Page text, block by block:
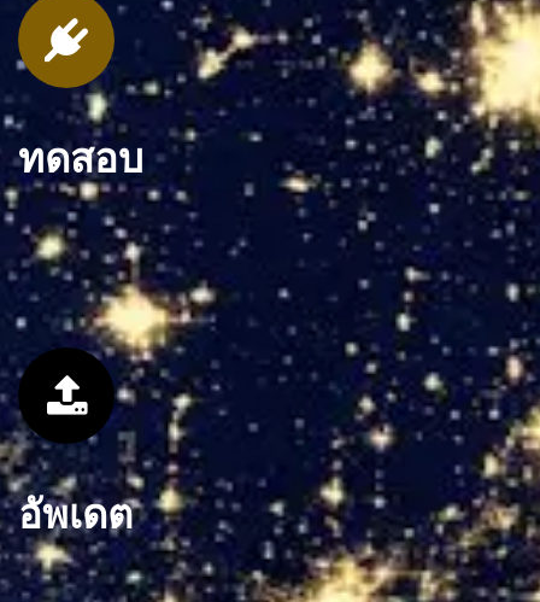
ทดสอบ
อัพเดต